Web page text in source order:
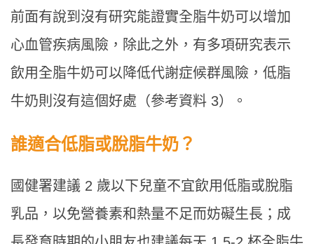
前面有說到沒有研究能證實全脂牛奶可以增加
心血管疾病風險，除此之外，有多項研究表示
飲用全脂牛奶可以降低代謝症候群風險，低脂
牛奶則沒有這個好處（參考資料 3）。
誰適合低脂或脫脂牛奶？
國健署建議 2 歲以下兒童不宜飲用低脂或脫脂
乳品，以免營養素和熱量不足而妨礙生長；成